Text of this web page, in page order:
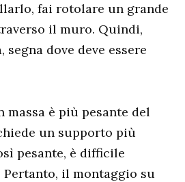
fai rotolare un grande
il muro. Quindi,
segna dove deve essere
è più pesante del
un supporto più
pesante, è difficile
il montaggio su